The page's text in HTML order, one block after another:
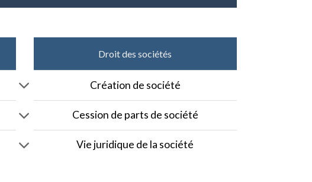
Droit des sociétés
Création de société
Cession de parts de société
Vie juridique de la société